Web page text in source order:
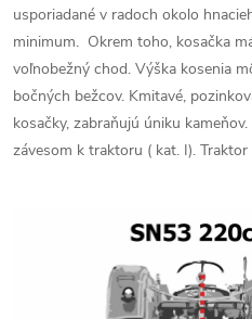
usporiadané v radoch okolo
minimum. Okrem toho, kosačka
voľnobežný chod. Výška kosenia
bočných bežcov. Kmitavé,
kosačky, zabraňujú úniku
závesom k traktoru ( kat. I).